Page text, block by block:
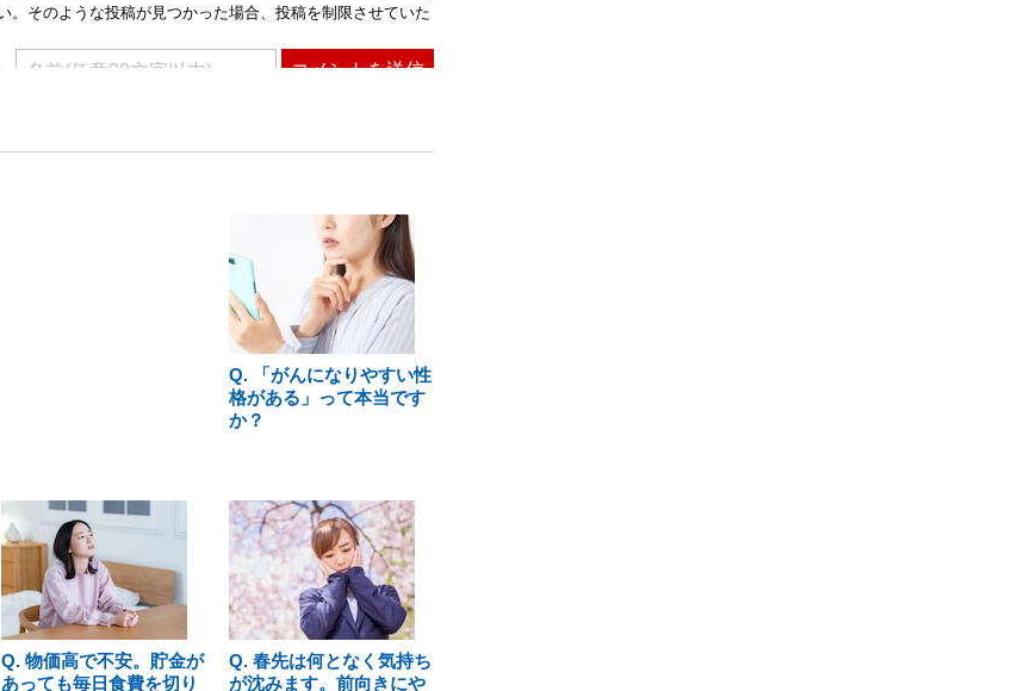
Q. 「がんになりやすい性
格がある」って本当です
か？
Q. 物価高で不安。貯金が
あっても毎日食費を切り
Q. 春先は何となく気持ち
が沈みます。前向きにや